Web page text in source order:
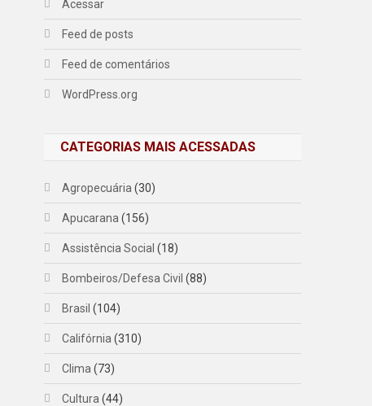
Acessar
Feed de posts
Feed de comentários
WordPress.org
CATEGORIAS MAIS ACESSADAS
Agropecuária (30)
Apucarana (156)
Assistência Social (18)
Bombeiros/Defesa Civil (88)
Brasil (104)
Califórnia (310)
Clima (73)
Cultura (44)